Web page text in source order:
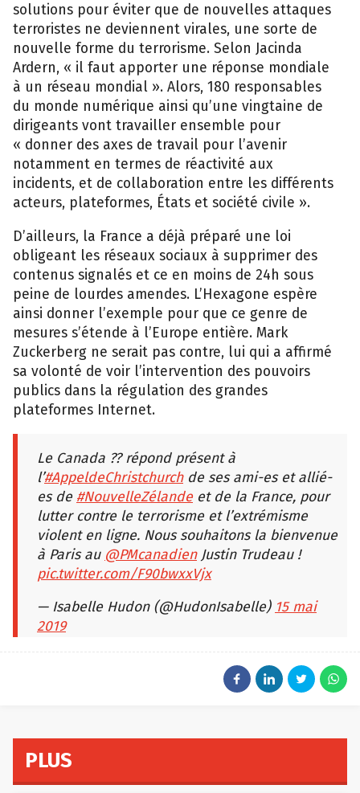
solutions pour éviter que de nouvelles attaques
terroristes ne deviennent virales, une sorte de
nouvelle forme du terrorisme. Selon Jacinda
Ardern, « il faut apporter une réponse mondiale
à un réseau mondial ». Alors, 180 responsables
du monde numérique ainsi qu’une vingtaine de
dirigeants vont travailler ensemble pour
« donner des axes de travail pour l’avenir
notamment en termes de réactivité aux
incidents, et de collaboration entre les différents
acteurs, plateformes, États et société civile ».
D’ailleurs, la France a déjà préparé une loi
obligeant les réseaux sociaux à supprimer des
contenus signalés et ce en moins de 24h sous
peine de lourdes amendes. L’Hexagone espère
ainsi donner l’exemple pour que ce genre de
mesures s’étende à l’Europe entière. Mark
Zuckerberg ne serait pas contre, lui qui a affirmé
sa volonté de voir l’intervention des pouvoirs
publics dans la régulation des grandes
plateformes Internet.
Le Canada ?? répond présent à
l’#AppeldeChristchurchde ses ami-es et allié-
es de #NouvelleZélandeet de la France, pour
lutter contre le terrorisme et l’extrémisme
violent en ligne. Nous souhaitons la bienvenue
à Paris au @PMcanadienJustin Trudeau !
pic.twitter.com/F90bwxxVjx
— Isabelle Hudon (@HudonIsabelle) 15 mai
2019
PLUS